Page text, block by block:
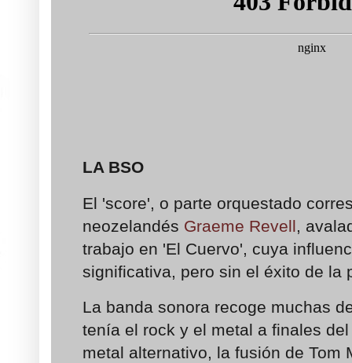
LA BSO
El 'score', o parte orquestado
neozelandés Graeme Revell,
trabajo en 'El Cuervo', cuya
significativa, pero sin el éxito de la
La banda sonora recoge muchas
tenía el rock y el metal a finales
metal alternativo, la fusión de Tom